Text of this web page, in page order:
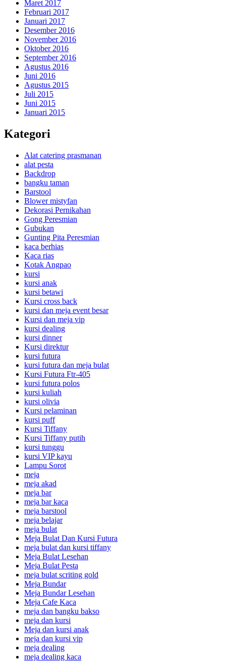
Maret 2017
Februari 2017
Januari 2017
Desember 2016
November 2016
Oktober 2016
September 2016
Agustus 2016
Juni 2016
Agustus 2015
Juli 2015
Juni 2015
Januari 2015
Kategori
Alat catering prasmanan
alat pesta
Backdrop
bangku taman
Barstool
Blower mistyfan
Dekorasi Pernikahan
Gong Peresmian
Gubukan
Gunting Pita Peresmian
kaca berhias
Kaca rias
Kotak Angpao
kursi
kursi anak
kursi betawi
Kursi cross back
kursi dan meja event besar
Kursi dan meja vip
kursi dealing
kursi dinner
Kursi direktur
kursi futura
kursi futura dan meja bulat
Kursi Futura Ftr-405
kursi futura polos
kursi kuliah
kursi olivia
Kursi pelaminan
kursi puff
Kursi Tiffany
Kursi Tiffany putih
kursi tunggu
kursi VIP kayu
Lampu Sorot
meja
meja akad
meja bar
meja bar kaca
meja barstool
meja belajar
meja bulat
Meja Bulat Dan Kursi Futura
meja bulat dan kursi tiffany
Meja Bulat Lesehan
Meja Bulat Pesta
meja bulat scriting gold
Meja Bundar
Meja Bundar Lesehan
Meja Cafe Kaca
meja dan bangku bakso
meja dan kursi
Meja dan kursi anak
meja dan kursi vip
meja dealing
meja dealing kaca